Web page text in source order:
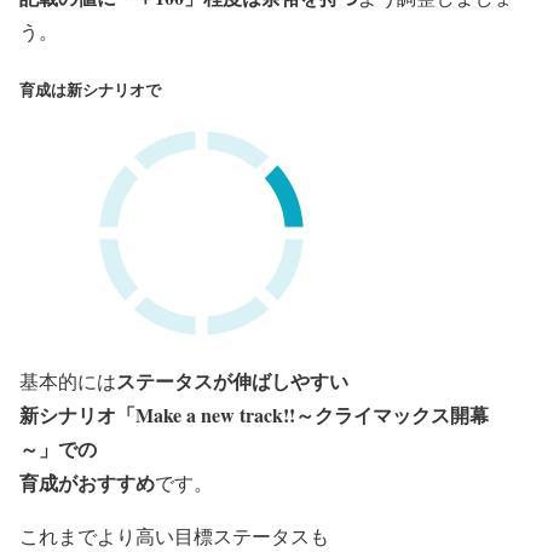
う。
育成は新シナリオで
基本的にはステータスが伸ばしやすい
新シナリオ「Make a new track!!～クライマックス開幕
～」での
育成がおすすめです。
これまでより高い目標ステータスも